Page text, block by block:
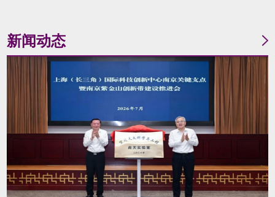
新闻动态